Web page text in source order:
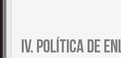
IV. POLÍTICA DE